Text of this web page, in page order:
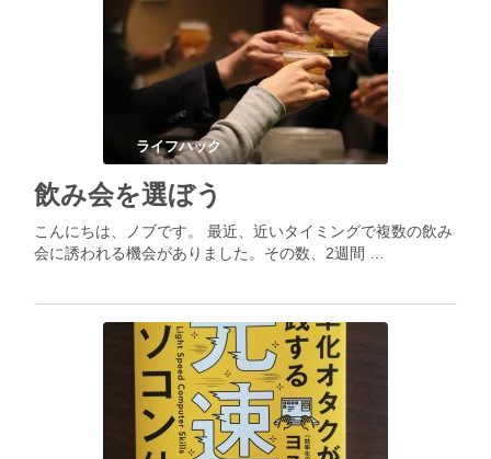
ライフハック
飲み会を選ぼう
こんにちは、ノブです。 最近、近いタイミングで複数の飲み
会に誘われる機会がありました。その数、2週間 …